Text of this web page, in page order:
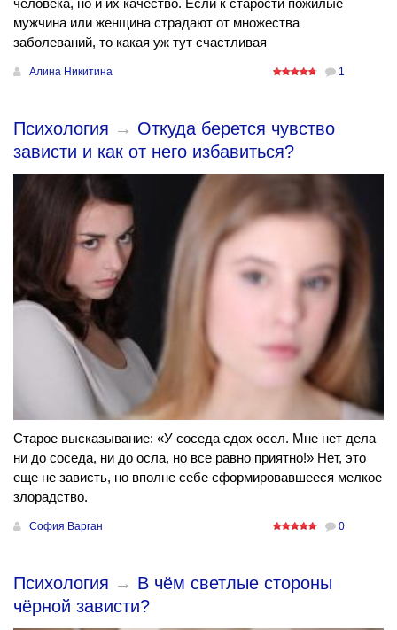
мужчина или женщина страдают от множества
заболеваний, то какая уж тут счастливая
Алина Никитина 1
Психология → Откуда берется чувство
зависти и как от него избавиться?
Старое высказывание: «У соседа сдох осел. Мне нет дела
ни до соседа, ни до осла, но все равно приятно!» Нет, это
еще не зависть, но вполне себе сформировавшееся мелкое
злорадство.
София Варган 0
Психология → В чём светлые стороны
чёрной зависти?